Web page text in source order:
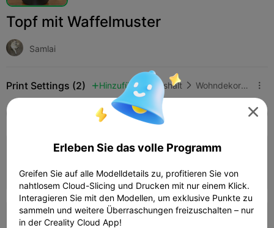
Topf mit Waffelmuster
Samlai
Print Settings (2)  Hinzufügen Haushalt  Wohndekoration & Ornamente 
K2 Plus K2 Pro
0.2mm layer, 2 walls, 15% infill
 08h 37m  1 plates  178.26g
0.2mm layer, 2 walls, 15% infill

Erleben Sie das volle Programm
Greifen Sie auf alle Modelldetails zu, profitieren Sie von
nahtlosem Cloud-Slicing und Drucken mit nur einem Klick.
Interagieren Sie mit den Modellen, um exklusive Punkte zu
sammeln und weitere Überraschungen freizuschalten – nur
in der Creality Cloud App!